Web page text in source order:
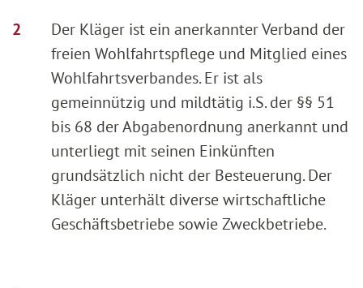
Der Kläger ist ein anerkannter Verband der
freien Wohlfahrtspflege und Mitglied eines
Wohlfahrtsverbandes. Er ist als
gemeinnützig und mildtätig i.S. der §§ 51
bis 68 der Abgabenordnung anerkannt und
unterliegt mit seinen Einkünften
grundsätzlich nicht der Besteuerung. Der
Kläger unterhält diverse wirtschaftliche
Geschäftsbetriebe sowie Zweckbetriebe.